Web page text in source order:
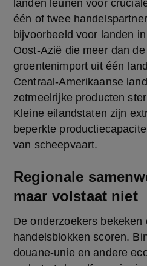
landen leunen voor
één of twee
bijvoorbeeld voor landen
Oost-Azië die meer dan
groentenimport uit één
Centraal-Amerikaanse
zetmeelrijke producten
Kleine eilandstaten zijn
beperkte
van scheepvaart.
Regionale
maar volstaat niet
De onderzoekers bekeken
handelsblokken scoren.
douane-unie en andere